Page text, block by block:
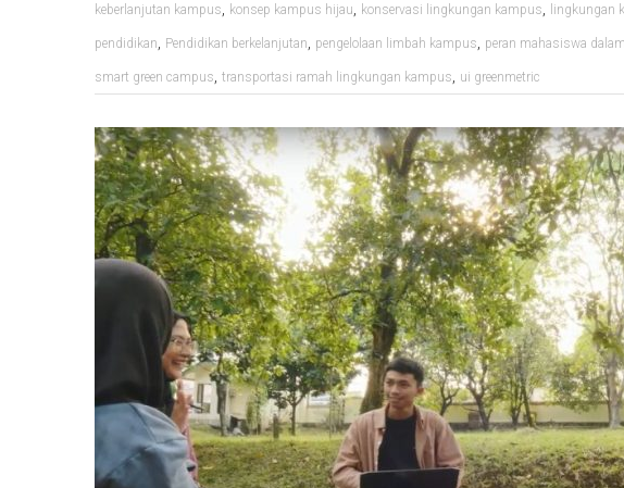
keberlanjutan kampus, konsep kampus hijau, konservasi lingkungan kampus, lingkungan
pendidikan, Pendidikan berkelanjutan, pengelolaan limbah kampus, peran mahasiswa
smart green campus, transportasi ramah lingkungan kampus, ui greenmetric